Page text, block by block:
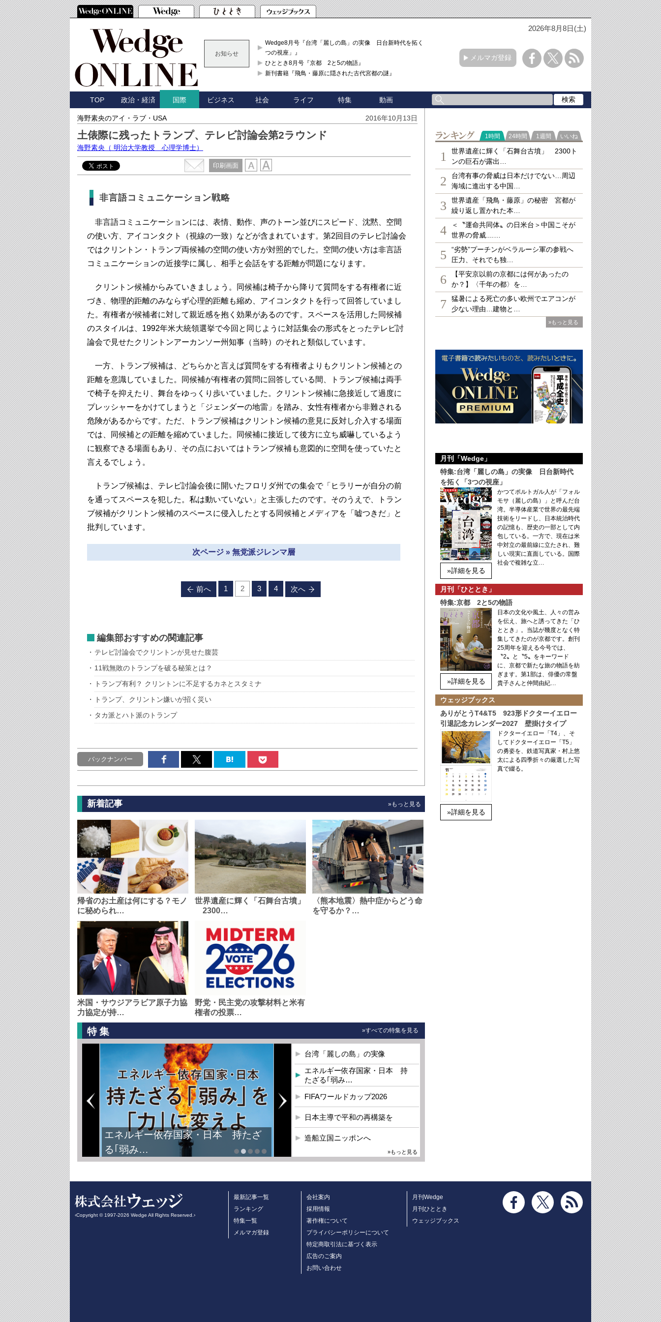
2026年8月8日(土)
お知らせ
Wedge8月号『台湾「麗しの島」の実像 日台新時代を拓く「3
つの視座」』
ひととき8月号『京都 2と5の物語』
新刊書籍『飛鳥・藤原に隠された古代宮都の謎』
メルマガ登録
TOP 政治・経済 国際 ビジネス 社会 ライフ 特集 動画
海野素央のアイ・ラブ・USA 2016年10月13日
土俵際に残ったトランプ、テレビ討論会第2ラウンド
海野素央 （ 明治大学教授 心理学博士）
印刷画面
非言語コミュニケーション戦略
非言語コミュニケーションには、表情、動作、声のトーン並びにスピード、沈黙、空間
の使い方、アイコンタクト（視線の一致）などが含まれています。第2回目のテレビ討論会
ではクリントン・トランプ両候補の空間の使い方が対照的でした。空間の使い方は非言語
コミュニケーションの近接学に属し、相手と会話をする距離が問題になります。
クリントン候補からみていきましょう。同候補は椅子から降りて質問をする有権者に近
づき、物理的距離のみならず心理的距離も縮め、アイコンタクトを行って回答していまし
た。有権者が候補者に対して親近感を抱く効果があるのです。スペースを活用した同候補
のスタイルは、1992年米大統領選挙で今回と同じように対話集会の形式をとったテレビ討
論会で見せたクリントンアーカンソー州知事（当時）のそれと類似しています。
一方、トランプ候補は、どちらかと言えば質問をする有権者よりもクリントン候補との
距離を意識していました。同候補が有権者の質問に回答している間、トランプ候補は両手
で椅子を抑えたり、舞台をゆっくり歩いていました。クリントン候補に急接近して過度に
プレッシャーをかけてしまうと「ジェンダーの地雷」を踏み、女性有権者から非難される
危険があるからです。ただ、トランプ候補はクリントン候補の意見に反対し介入する場面
では、同候補との距離を縮めていました。同候補に接近して後方に立ち威嚇しているよう
に観察できる場面もあり、その点においてはトランプ候補も意図的に空間を使っていたと
言えるでしょう。
トランプ候補は、テレビ討論会後に開いたフロリダ州での集会で「ヒラリーが自分の前
を通ってスペースを犯した。私は動いていない」と主張したのです。そのうえで、トラン
プ候補がクリントン候補のスペースに侵入したとする同候補とメディアを「嘘つきだ」と
批判しています。
次ページ » 無党派ジレンマ層
前へ 1 2 3 4 次へ
編集部おすすめの関連記事
テレビ討論会でクリントンが見せた腹芸
11戦無敗のトランプを破る秘策とは？
トランプ有利？ クリントンに不足するカネとスタミナ
トランプ、クリントン嫌いが招く災い
タカ派とハト派のトランプ
バックナンバー
新着記事 »もっと見る
帰省のお土産は何にする？モノ
に秘められ…
世界遺産に輝く「石舞台古墳」
2300…
〈熊本地震〉熱中症からどう命
を守るか？…
米国・サウジアラビア原子力協
力協定が持…
野党・民主党の攻撃材料と米有
権者の投票…
特集 »すべての特集を見る
エネルギー依存国家・日本 持たざ
る｢弱み…
台湾「麗しの島」の実像
エネルギー依存国家・日本 持
たざる｢弱み…
FIFAワールドカップ2026
日本主導で平和の再構築を
造船立国ニッポンへ
»もっと見る
ランキング
1時間 24時間 1週間 いいね
1
世界遺産に輝く「石舞台古墳」 2300ト
ンの巨石が露出…
2
台湾有事の脅威は日本だけでない…周辺
海域に進出する中国…
3
世界遺産「飛鳥・藤原」の秘密 宮都が
繰り返し置かれた本…
4
＜〝運命共同体〟の日米台＞中国こそが
世界の脅威....…
5
“劣勢”プーチンがベラルーシ軍の参戦へ
圧力、それでも独…
6
【平安京以前の京都には何があったの
か？】〈千年の都〉を…
7
猛暑による死亡の多い欧州でエアコンが
少ない理由…建物と…
»もっと見る
月刊「Wedge」
特集:台湾「麗しの島」の実像 日台新時代
を拓く「3つの視座」
»詳細を見る
かつてポルトガル人が「フォル
モサ（麗しの島）」と呼んだ台
湾。半導体産業で世界の最先端
技術をリードし、日本統治時代
の記憶も、歴史の一部として内
包している。一方で、現在は米
中対立の最前線に立たされ、難
しい現実に直面している。国際
社会で複雑な立…
月刊「ひととき」
特集:京都 2と5の物語
»詳細を見る
日本の文化や風土、人々の営み
を伝え、旅へと誘ってきた「ひ
ととき」。当誌が幾度となく特
集してきたのが京都です。創刊
25周年を迎える今号では、
〝2〟と〝5〟をキーワード
に、京都で新たな旅の物語を紡
ぎます。第1部は、俳優の常盤
貴子さんと仲間由紀…
ウェッジブックス
ありがとうT4&T5 923形ドクターイエロー
引退記念カレンダー2027 壁掛けタイプ
»詳細を見る
ドクターイエロー「T4」、そ
してドクターイエロー「T5」
の勇姿を、鉄道写真家・村上悠
太による四季折々の厳選した写
真で綴る。
‹Copyright © 1997-2026 Wedge All Rights Reserved.›
最新記事一覧
ランキング
特集一覧
メルマガ登録
会社案内
採用情報
著作権について
プライバシーポリシーについて
特定商取引法に基づく表示
広告のご案内
お問い合わせ
月刊Wedge
月刊ひととき
ウェッジブックス